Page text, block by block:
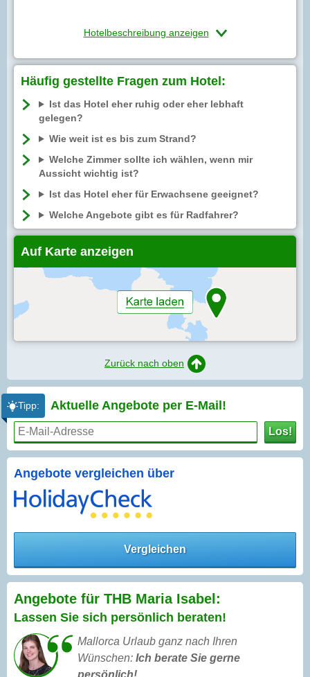
Hotelbeschreibung anzeigen
Häufig gestellte Fragen zum Hotel:
Ist das Hotel eher ruhig oder eher lebhaft
gelegen?
Wie weit ist es bis zum Strand?
Welche Zimmer sollte ich wählen, wenn mir
Aussicht wichtig ist?
Ist das Hotel eher für Erwachsene geeignet?
Welche Angebote gibt es für Radfahrer?
Auf Karte anzeigen
Zurück nach oben
Tipp: Aktuelle Angebote per E-Mail!
Los!
Angebote vergleichen über
Vergleichen
Angebote für THB Maria Isabel:
Lassen Sie sich persönlich beraten!
Mallorca Urlaub ganz nach Ihren
Wünschen: Ich berate Sie gerne